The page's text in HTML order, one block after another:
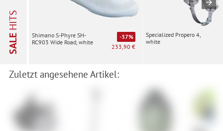
SALE
HITS
Shimano S-Phyre SH-
RC903 Wide Road, white
-37%
233,90 €
Specialized Propero 4,
white
Zuletzt angesehene Artikel: